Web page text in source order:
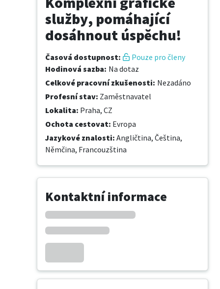
služby, pomáhající
dosáhnout úspěchu!
Časová dostupnost:
Pouze pro členy
Hodinová sazba: Na dotaz
Celkové pracovní zkušenosti: Nezadáno
Profesní stav: Zaměstnavatel
Lokalita: Praha, CZ
Ochota cestovat: Evropa
Jazykové znalosti: Angličtina, Čeština,
Němčina, Francouzština
Kontaktní informace